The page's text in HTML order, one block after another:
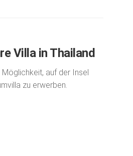
Villa in Thailand
auf der Insel
zu erwerben.